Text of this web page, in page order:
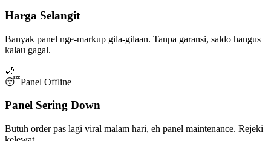
Harga Selangit
Banyak panel nge-markup gila-gilaan. Tanpa garansi, saldo hangus
kalau gagal.
🌙
😴Panel Offline
Panel Sering Down
Butuh order pas lagi viral malam hari, eh panel maintenance. Rejeki